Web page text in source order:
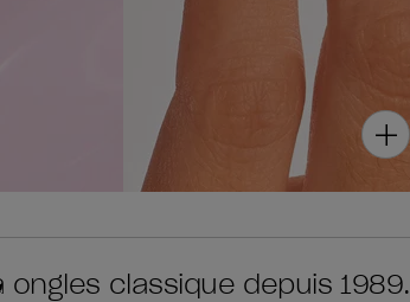
classique depuis 1989.